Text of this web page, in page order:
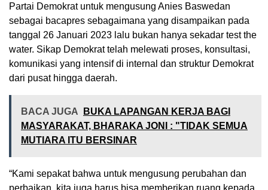
Partai Demokrat untuk mengusung Anies Baswedan
sebagai bacapres sebagaimana yang disampaikan pada
tanggal 26 Januari 2023 lalu bukan hanya sekadar test the
water. Sikap Demokrat telah melewati proses, konsultasi,
komunikasi yang intensif di internal dan struktur Demokrat
dari pusat hingga daerah.
BACA JUGA
BUKA LAPANGAN KERJA BAGI
MASYARAKAT, BHARAKA JONI : "TIDAK SEMUA
MUTIARA ITU BERSINAR
“Kami sepakat bahwa untuk mengusung perubahan dan
perbaikan, kita juga harus bisa memberikan ruang kepada